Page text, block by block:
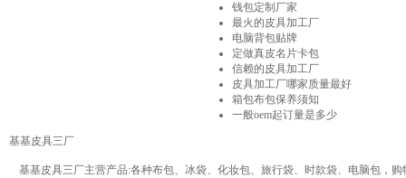
钱包定制厂家
最火的皮具加工厂
电脑背包贴牌
定做真皮名片卡包
信赖的皮具加工厂
皮具加工厂哪家质量最好
箱包布包保养须知
一般oem起订量是多少
基基皮具三厂
基基皮具三厂主营产品:各种布包、冰袋、化妆包、旅行袋、时款袋、电脑包，